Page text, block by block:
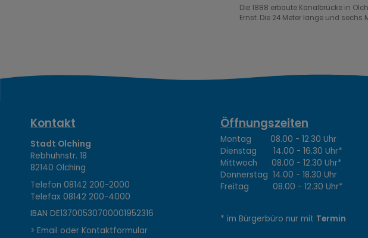
Die 1888 erbaute Kanalbrücke in
Ernst. Die 24 Meter lange und
K
o
Kontakt
Stadt Olching
Rebhuhnstr. 18
82140 Olching
Telefon08142 200-2000
Telefax08142 200-4000
IBAN DE13700530700001952316
> Email oder Kontaktformular
Öffnungszeiten
Montag 08.00 - 12.30 Uhr
Dienstag 14.00 - 16.30 Uhr*
Mittwoch 08.00 - 12.30 Uhr*
Donnerstag 14.00 - 18.30 Uhr
Freitag 08.00 - 12.30 Uhr*
* im Bürgerbüro nur mit Termin